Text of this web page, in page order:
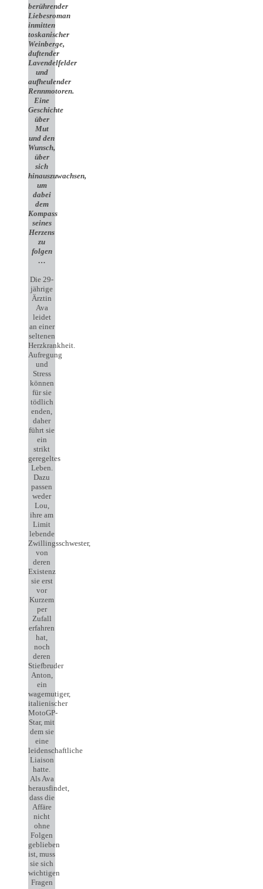
berührender
Liebesroman
inmitten
toskanischer
Weinberge,
duftender
Lavendelfelder
und
aufheulender
Rennmotoren.
Eine
Geschichte
über
Mut
und den
Wunsch,
über
sich
hinauszuwachsen,
um
dabei
dem
Kompass
seines
Herzens
zu
folgen
…
Die 29-
jährige
Ärztin
Ava
leidet
an einer
seltenen
Herzkrankheit.
Aufregung
und
Stress
können
für sie
tödlich
enden,
daher
führt sie
ein
strikt
geregeltes
Leben.
Dazu
passen
weder
Lou,
ihre am
Limit
lebende
Zwillingsschwester,
von
deren
Existenz
sie erst
vor
Kurzem
per
Zufall
erfahren
hat,
noch
deren
Stiefbruder
Anton,
ein
wagemutiger,
italienischer
MotoGP-
Star, mit
dem sie
eine
leidenschaftliche
Liaison
hatte.
Als Ava
herausfindet,
dass die
Affäre
nicht
ohne
Folgen
geblieben
ist, muss
sie sich
wichtigen
Fragen